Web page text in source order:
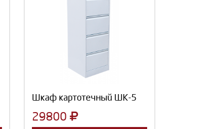
Шкаф картотечный ШК-5
29800
Продолжить Отмена